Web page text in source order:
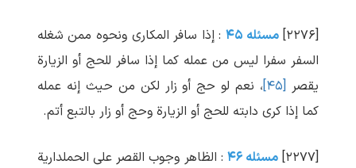
[۲۲۷۶] مسئله ۴۵
: إذا سافر المکاری ونحوه ممن شغله
السفر سفرا لیس من عمله کما إذا سافر للحج أو الزیارة
یقصر [۴۵]
، نعم لو حج أو زار لکن من حیث إنه عمله
کما إذا کری دابته للحج أو الزیارة وحج أو زار بالتبع أتم.
[۲۲۷۷] مسئله ۴۶
: الظاهر وجوب القصر علی الحملداریة